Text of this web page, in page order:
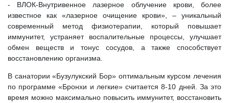
- ВЛОК-Внутривенное лазерное облучение крови, более
известное как «лазерное очищение крови», – уникальный
современный метод физиотерапии, который повышает
иммунитет, устраняет воспалительные процессы, улучшает
обмен веществ и тонус сосудов, а также способствует
восстановлению организма.
В санатории «Бузулукский Бор» оптимальным курсом лечения
по программе «Бронхи и легкие» считается 8-10 дней. За это
время можно максимально повысить иммунитет, восстановить